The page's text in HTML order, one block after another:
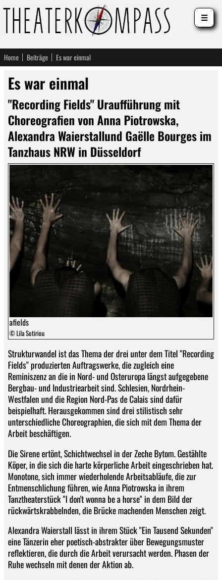
Home Beiträge Es war einmal
Es war einmal
"Recording Fields" Uraufführung mit
Choreografien von Anna Piotrowska,
Alexandra Waierstallund Gaëlle Bourges im
Tanzhaus NRW in Düsseldorf
afields
© Lila Sotiriou
Strukturwandel ist das Thema der drei unter dem Titel "Recording
Fields" produzierten Auftragswerke, die zugleich eine
Reminiszenz an die in Nord- und Osteruropa längst aufgegebene
Bergbau- und Industriearbeit sind. Schlesien, Nordrhein-
Westfalen und die Region Nord-Pas de Calais sind dafür
beispielhaft. Herausgekommen sind drei stilistisch sehr
unterschiedliche Choreographien, die sich mit dem Thema der
Arbeit beschäftigen.
Die Sirene ertönt, Schichtwechsel in der Zeche Bytom. Gestählte
Köper, in die sich die harte körperliche Arbeit eingeschrieben hat.
Monotone, sich immer wiederholende Arbeitsabläufe, die zur
Entmenschlichung führen, wie Anna Piotrowska in ihrem
Tanztheaterstück "I don't wonna be a horse" in dem Bild der
rückwärtskrabbelnden, die Brücke machenden Menschen zeigt.
Alexandra Waierstall lässt in ihrem Stück "Ein Tausend Sekunden"
eine Tänzerin eher poetisch-abstrakter über Bewegungsmuster
reflektieren, die durch die Arbeit verursacht werden. Phasen der
Ruhe wechseln mit denen der Aktion ab.
☰